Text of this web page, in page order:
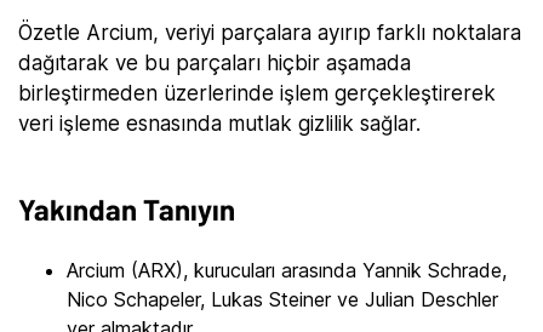
Özetle Arcium, veriyi parçalara ayırıp farklı noktalara
dağıtarak ve bu parçaları hiçbir aşamada
birleştirmeden üzerlerinde işlem gerçekleştirerek
veri işleme esnasında mutlak gizlilik sağlar.
Yakından Tanıyın
Arcium (ARX), kurucuları arasında Yannik Schrade,
Nico Schapeler, Lukas Steiner ve Julian Deschler